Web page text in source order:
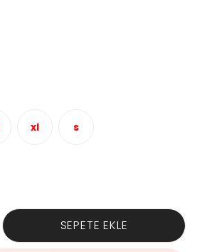
xl s
SEPETE EKLE